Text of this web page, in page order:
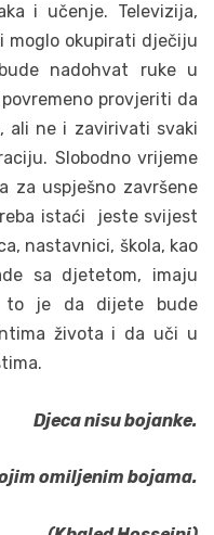
i učenje. Televizija,
moglo okupirati dječiju
nadohvat ruke u
provjeriti da
ali ne i zavirivati svaki
Slobodno vrijeme
za uspješno završene
istaći jeste svijest
nastavnici, škola, kao
sa djetetom, imaju
je da dijete bude
života i da uči u
Djeca nisu bojanke.
omiljenim bojama.